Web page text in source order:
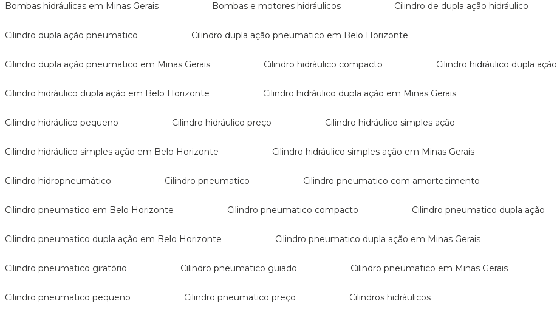
Bombas hidráulicas em Minas Gerais Bombas e motores hidráulicos Cilindro de dupla ação hidráulico
Cilindro dupla ação pneumatico Cilindro dupla ação pneumatico em Belo Horizonte
Cilindro dupla ação pneumatico em Minas Gerais Cilindro hidráulico compacto Cilindro hidráulico dupla ação
Cilindro hidráulico dupla ação em Belo Horizonte Cilindro hidráulico dupla ação em Minas Gerais
Cilindro hidráulico pequeno Cilindro hidráulico preço Cilindro hidráulico simples ação
Cilindro hidráulico simples ação em Belo Horizonte Cilindro hidráulico simples ação em Minas Gerais
Cilindro hidropneumático Cilindro pneumatico Cilindro pneumatico com amortecimento
Cilindro pneumatico em Belo Horizonte Cilindro pneumatico compacto Cilindro pneumatico dupla ação
Cilindro pneumatico dupla ação em Belo Horizonte Cilindro pneumatico dupla ação em Minas Gerais
Cilindro pneumatico giratório Cilindro pneumatico guiado Cilindro pneumatico em Minas Gerais
Cilindro pneumatico pequeno Cilindro pneumatico preço Cilindros hidráulicos